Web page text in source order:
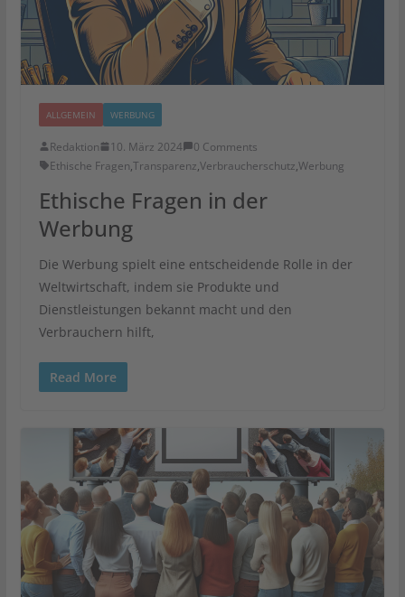
ALLGEMEIN WERBUNG
Redaktion 10. März 2024
0 Comments
Ethische Fragen,Transparenz,Verbraucherschutz,Werbung
Ethische Fragen in der
Werbung
Die Werbung spielt eine entscheidende Rolle in der
Weltwirtschaft, indem sie Produkte und
Dienstleistungen bekannt macht und den
Verbrauchern hilft,
Read More